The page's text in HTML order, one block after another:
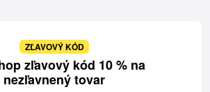
ZĽAVOVÝ KÓD
zľavový kód 10 % na
nezľavnený tovar